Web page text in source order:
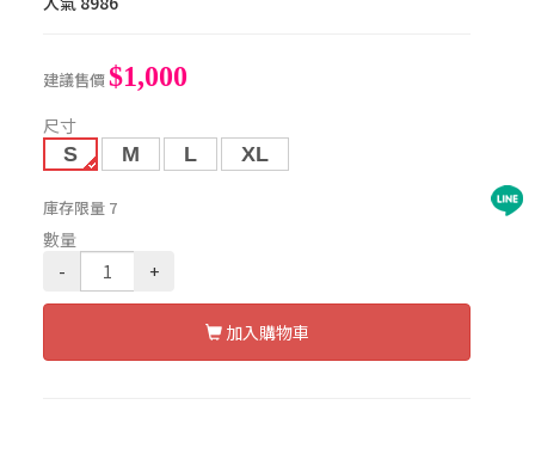
建議售價$1,000
尺寸
S
M L XL
庫存限量 7
數量
-
+
加入購物車